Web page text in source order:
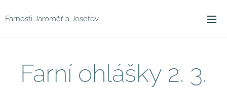
Farnosti Jaroměř a Josefov
Farní ohlášky 2. 3.